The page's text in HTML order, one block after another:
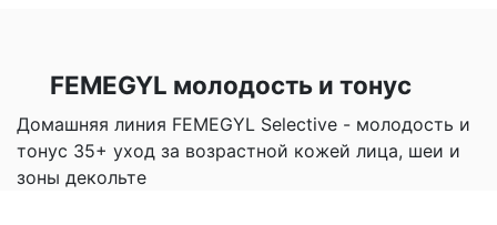
FEMEGYL молодость и тонус
Домашняя линия FEMEGYL Selective - молодость и
тонус 35+ уход за возрастной кожей лица, шеи и
зоны декольте